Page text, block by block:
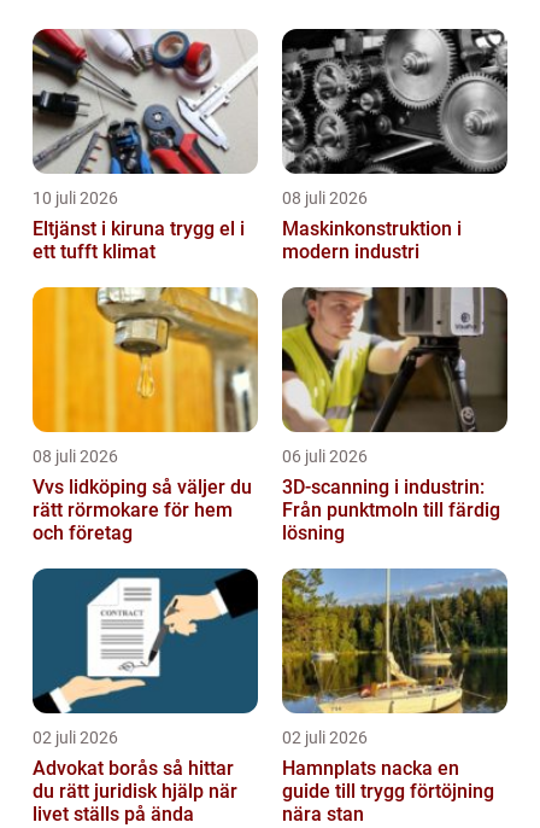
fascinerat både forskare och allmänheten i
årti...
10 juli 2026
Eltjänst i kiruna trygg el i
ett tufft klimat
08 juli 2026
Maskinkonstruktion i
modern industri
08 juli 2026
Vvs lidköping så väljer du
rätt rörmokare för hem
och företag
06 juli 2026
3D-scanning i industrin:
Från punktmoln till färdig
lösning
02 juli 2026
Advokat borås så hittar
du rätt juridisk hjälp när
livet ställs på ända
02 juli 2026
Hamnplats nacka en
guide till trygg förtöjning
nära stan